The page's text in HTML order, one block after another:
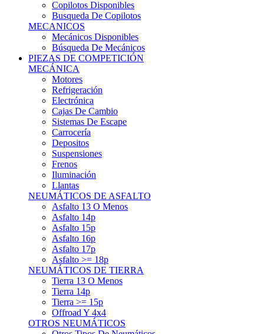
Frenos
Iluminación
Llantas
NEUMÁTICOS DE ASFALTO
Asfalto 13 O Menos
Asfalto 14p
Asfalto 15p
Asfalto 16p
Asfalto 17p
Asfalto >= 18p
NEUMÁTICOS DE TIERRA
Tierra 13 O Menos
Tierra 14p
Tierra >= 15p
Offroad Y 4x4
OTROS NEUMÁTICOS
Otros Tipos De Neumáticos
HABITACULO
Asiento Baquet
Arneses
Volantes
Pedales
Extinción
Resto De Accesorios
EQUIPACIÓN PILOTO/COPILOTO
Packs Completos
Monos De Competición
Botines De Competición
Guantes
Ropa Interior
Cascos
Sistemas Hans